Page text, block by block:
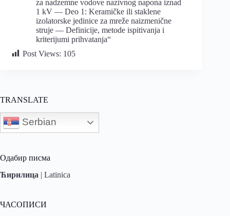
za nadzemne vodove nazivnog napona iznad
1 kV — Deo 1: Keramičke ili staklene
izolatorske jedinice za mreže naizmenične
struje — Definicije, metode ispitivanja i
kriterijumi prihvatanja“
Post Views: 105
TRANSLATE
Serbian
Одабир писма
Ћирилица | Latinica
ЧАСОПИСИ